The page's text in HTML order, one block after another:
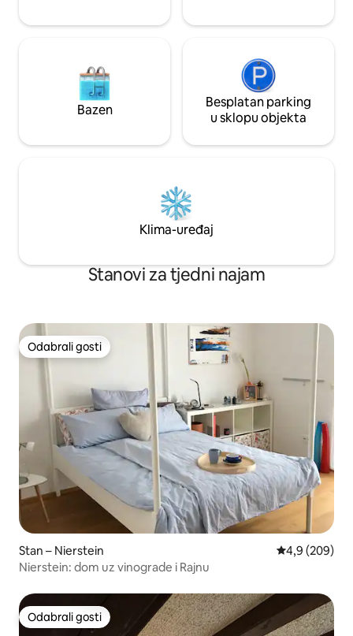
Bazen
Besplatan parking
u sklopu objekta
Klima-uređaj
Stanovi za tjedni najam
Odabrali gosti
Odabrali gosti
Stan – Nierstein Prosječna
4,9 (209)
Nierstein: dom uz vinograde i Rajnu
Odabrali gosti
Odabrali gosti